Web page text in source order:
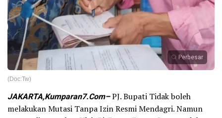
Perbesar
(Doc:Tw)
JAKARTA,Kumparan7.Com–PJ. Bupati Tidak boleh
melakukan Mutasi Tanpa Izin Resmi Mendagri. Namun